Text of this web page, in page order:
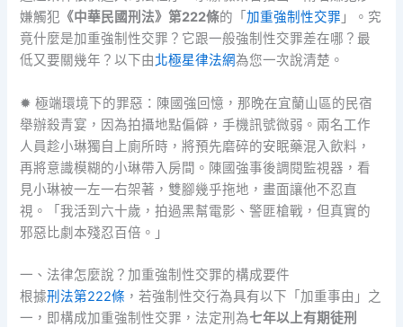
嫌觸犯 《中華民國刑法》第222條的「加重強制性交罪 」。究
竟什麼是加重強制性交罪？它跟一般強制性交罪差在哪？最
低又要關幾年？以下由北極星律法網為您一次說清楚。
✹ 極端環境下的罪惡：陳國強回憶，那晚在宜蘭山區的民宿
舉辦殺青宴，因為拍攝地點偏僻，手機訊號微弱。兩名工作
人員趁小琳獨自上廁所時，將預先磨碎的安眠藥混入飲料，
再將意識模糊的小琳帶入房間。陳國強事後調閱監視器，看
見小琳被一左一右架著，雙腳幾乎拖地，畫面讓他不忍直
視。「我活到六十歲，拍過黑幫電影、警匪槍戰，但真實的
邪惡比劇本殘忍百倍。」
一、法律怎麼說？加重強制性交罪的構成要件
根據刑法第222條 ，若強制性交行為具有以下「加重事由」之
一，即構成加重強制性交罪，法定刑為七年以上有期徒刑